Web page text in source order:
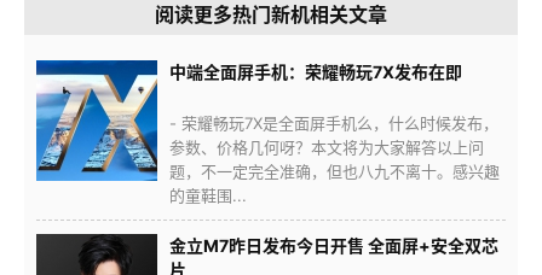
阅读更多热门新机相关文章
中端全面屏手机：荣耀畅玩7X发布在即
- 荣耀畅玩7X是全面屏手机么，什么时候发布，
参数、价格几何呀？本文将为大家解答以上问
题，不一定完全准确，但也八九不离十。感兴趣
的童鞋围...
金立M7昨日发布今日开售 全面屏+安全双芯
片